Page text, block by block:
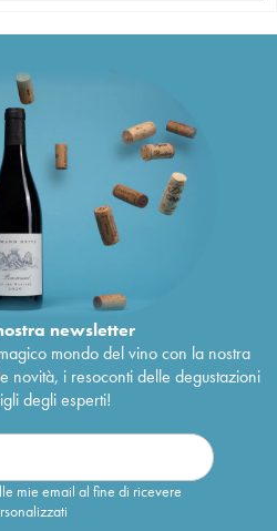
newsletter
mondo del vino con la nostra
novità, i resoconti delle degustazioni
degli esperti!
mie email al fine di ricevere